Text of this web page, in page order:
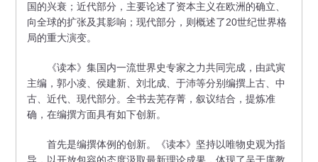
国的兴衰；近代部分，主要论述了资本主义在欧洲的确立、
向全球的扩张及其影响；现代部分，则概述了20世纪世界格
局的重大演变。
《读本》集国内一流世界史专家之力共同完成，由武寅
主编，郭小凌、侯建新、刘北成、于沛等分别编撰上古、中
古、近代、现代部分。全书去芜存菁，叙议结合，提炼准
确，在编撰方面具有如下创新。
首先是编撰体例的创新。《读本》坚持以唯物史观为指